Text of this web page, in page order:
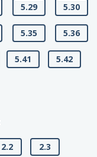
5.29 5.30
5.35 5.36
5.41
5.42
2.2
2.3